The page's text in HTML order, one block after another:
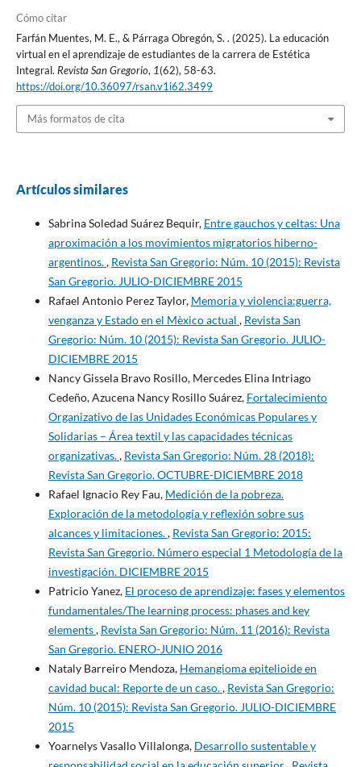
Cómo citar
Farfán Muentes, M. E., & Párraga Obregón, S. . (2025). La educación
virtual en el aprendizaje de estudiantes de la carrera de Estética
Integral. Revista San Gregorio, 1(62), 58-63.
https://doi.org/10.36097/rsan.v1i62.3499
Más formatos de cita
Artículos similares
Sabrina Soledad Suárez Bequir, Entre gauchos y celtas: Una
aproximación a los movimientos migratorios hiberno-
argentinos., Revista San Gregorio: Núm. 10 (2015): Revista
San Gregorio. JULIO-DICIEMBRE 2015
Rafael Antonio Perez Taylor, Memoria y violencia:guerra,
venganza y Estado en el Mèxico actual , Revista San
Gregorio: Núm. 10 (2015): Revista San Gregorio. JULIO-
DICIEMBRE 2015
Nancy Gissela Bravo Rosillo, Mercedes Elina Intriago
Cedeño, Azucena Nancy Rosillo Suárez, Fortalecimiento
Organizativo de las Unidades Económicas Populares y
Solidarias – Área textil y las capacidades técnicas
organizativas., Revista San Gregorio: Núm. 28 (2018):
Revista San Gregorio. OCTUBRE-DICIEMBRE 2018
Rafael Ignacio Rey Fau, Medición de la pobreza.
Exploración de la metodología y reflexión sobre sus
alcances y limitaciones., Revista San Gregorio: 2015:
Revista San Gregorio. Número especial 1 Metodología de la
investigación. DICIEMBRE 2015
Patricio Yanez, El proceso de aprendizaje: fases y elementos
fundamentales/The learning process: phases and key
elements, Revista San Gregorio: Núm. 11 (2016): Revista
San Gregorio. ENERO-JUNIO 2016
Nataly Barreiro Mendoza, Hemangioma epitelioide en
cavidad bucal: Reporte de un caso., Revista San Gregorio:
Núm. 10 (2015): Revista San Gregorio. JULIO-DICIEMBRE
2015
Yoarnelys Vasallo Villalonga, Desarrollo sustentable y